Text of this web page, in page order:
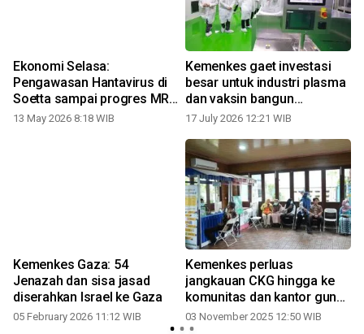
Ekonomi Selasa:
Pengawasan Hantavirus di
Soetta sampai progres MRT
2A
13 May 2026 8:18 WIB
Kemenkes gaet investasi
besar untuk industri plasma
dan vaksin bangun
ketahanan kesehatan
17 July 2026 12:21 WIB
Kemenkes Gaza: 54
Jenazah dan sisa jasad
diserahkan Israel ke Gaza
05 February 2026 11:12 WIB
Kemenkes perluas
jangkauan CKG hingga ke
komunitas dan kantor guna
kejar target 2025
03 November 2025 12:50 WIB